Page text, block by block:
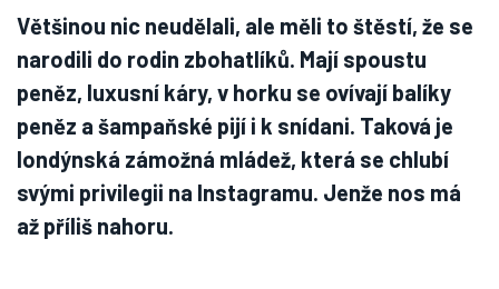
Většinou nic neudělali, ale měli to štěstí, že se
narodili do rodin zbohatlíků. Mají spoustu
peněz, luxusní káry, v horku se ovívají balíky
peněz a šampaňské pijí i k snídani. Taková je
londýnská zámožná mládež, která se chlubí
svými privilegii na Instagramu. Jenže nos má
až příliš nahoru.